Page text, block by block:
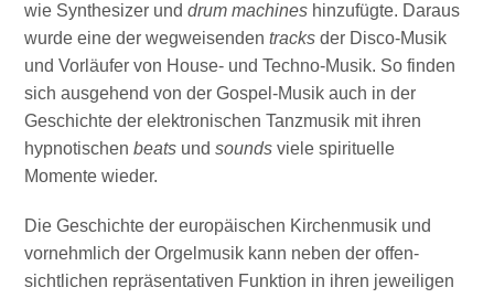
wie Synthesizer unddrum machines hinzufügte. Daraus
wurde eine der wegweisendentracks der Disco-Musik
und Vorläufer von House- und Techno-Musik. So finden
sich ausgehend von der Gospel-Musik auch in der
Geschichte der elektronischen Tanzmusik mit ihren
hypnotischenbeats undsounds viele spirituelle
Momente wieder.
Die Geschichte der europäischen Kirchenmusik und
vornehmlich der Orgelmusik kann neben der offen-
sichtlichen repräsentativen Funktion in ihren jeweiligen